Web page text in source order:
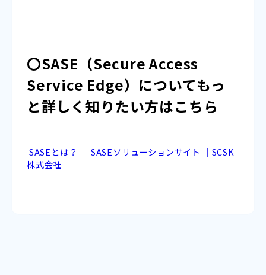
〇SASE（Secure Access
Service Edge）についてもっ
と詳しく知りたい方はこちら
SASEとは？ ｜ SASEソリューションサイト ｜SCSK
株式会社